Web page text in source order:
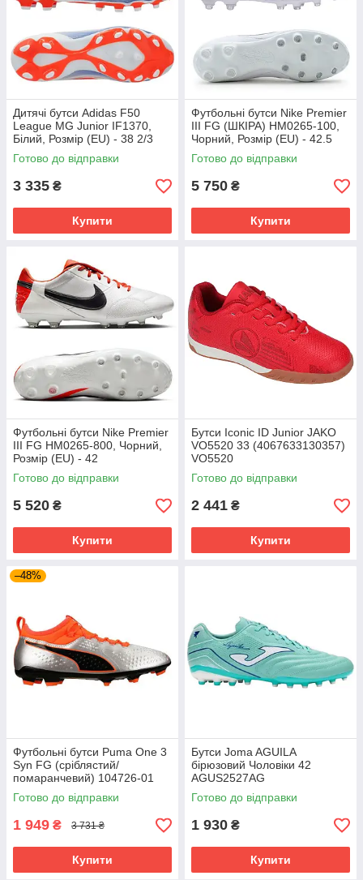
Дитячі бутси Adidas F50
League MG Junior IF1370,
Білий, Розмір (EU) - 38 2/3
Готово до відправки
3 335 ₴
Купити
Футбольні бутси Nike Premier
III FG (ШКІРА) HM0265-100,
Чорний, Розмір (EU) - 42.5
Готово до відправки
5 750 ₴
Купити
Футбольні бутси Nike Premier
III FG HM0265-800, Чорний,
Розмір (EU) - 42
Готово до відправки
5 520 ₴
Купити
Бутси Iconic ID Junior JAKO
VO5520 33 (4067633130357)
VO5520
Готово до відправки
2 441 ₴
Купити
–48%
Футбольні бутси Puma One 3
Syn FG (сріблястий/
помаранчевий) 104726-01
Розмір EU: 46
Готово до відправки
1 949 ₴ 3 731 ₴
Купити
Бутси Joma AGUILA
бірюзовий Чоловіки 42
AGUS2527AG
Готово до відправки
1 930 ₴
Купити